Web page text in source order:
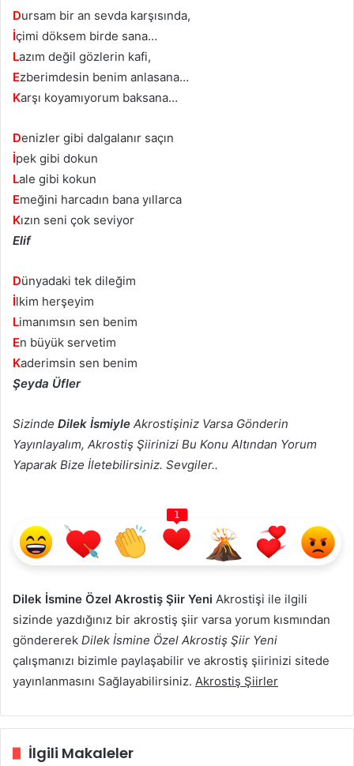
Dursam bir an sevda karşısında,
İçimi döksem birde sana…
Lazım değil gözlerin kafi,
Ezberimdesin benim anlasana…
Karşı koyamıyorum baksana…
Denizler gibi dalgalanır saçın
İpek gibi dokun
Lale gibi kokun
Emeğini harcadın bana yıllarca
Kızın seni çok seviyor
Elif
Dünyadaki tek dileğim
İlkim herşeyim
Limanımsın sen benim
En büyük servetim
Kaderimsin sen benim
Şeyda Üfler
Sizinde Dilek İsmiyle Akrostişiniz Varsa Gönderin
Yayınlayalım, Akrostiş Şiirinizi Bu Konu Altından Yorum
Yaparak Bize İletebilirsiniz. Sevgiler..
1
Dilek İsmine Özel Akrostiş Şiir Yeni Akrostişi ile ilgili
sizinde yazdığınız bir akrostiş şiir varsa yorum kısmından
göndererek Dilek İsmine Özel Akrostiş Şiir Yeni
çalışmanızı bizimle paylaşabilir ve akrostiş şiirinizi sitede
yayınlanmasını Sağlayabilirsiniz. Akrostiş Şiirler
İlgili Makaleler